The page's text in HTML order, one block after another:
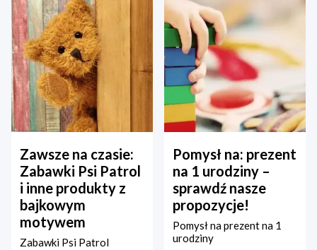
Zawsze na czasie:
Zabawki Psi Patrol
i inne produkty z
bajkowym
motywem
Zabawki Psi Patrol
Pomysł na: prezent
na 1 urodziny –
sprawdź nasze
propozycje!
Pomysł na prezent na 1
urodziny